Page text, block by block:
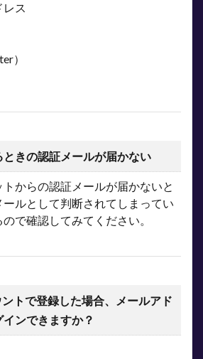
レス
）
ときの認証メールが届かない
トからの認証メールが届かないと
ールとして判断されてしまってい
で確認してみてください。
トで登録した場合、メールアド
ンできますか？